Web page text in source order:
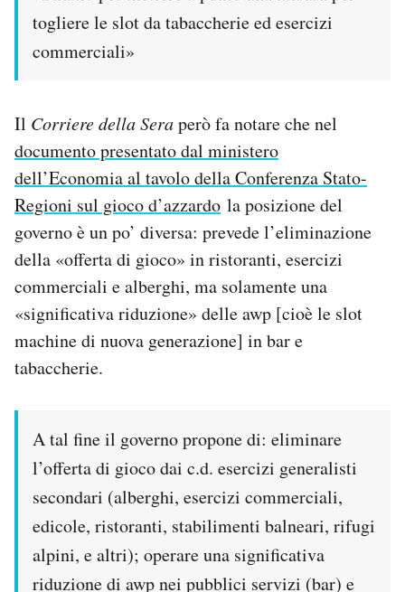
togliere le slot da tabaccherie ed esercizi
commerciali»
Il Corriere della Seraperò fa notare che nel
documento presentato dal ministero
dell’Economia al tavolo della Conferenza Stato-
Regioni sul gioco d’azzardo la posizione del
governo è un po’ diversa: prevede l’eliminazione
della «offerta di gioco» in ristoranti, esercizi
commerciali e alberghi, ma solamente una
«significativa riduzione» delle awp [cioè le slot
machine di nuova generazione] in bar e
tabaccherie.
A tal fine il governo propone di: eliminare
l’offerta di gioco dai c.d. esercizi generalisti
secondari (alberghi, esercizi commerciali,
edicole, ristoranti, stabilimenti balneari, rifugi
alpini, e altri); operare una significativa
riduzione di awp nei pubblici servizi (bar) e